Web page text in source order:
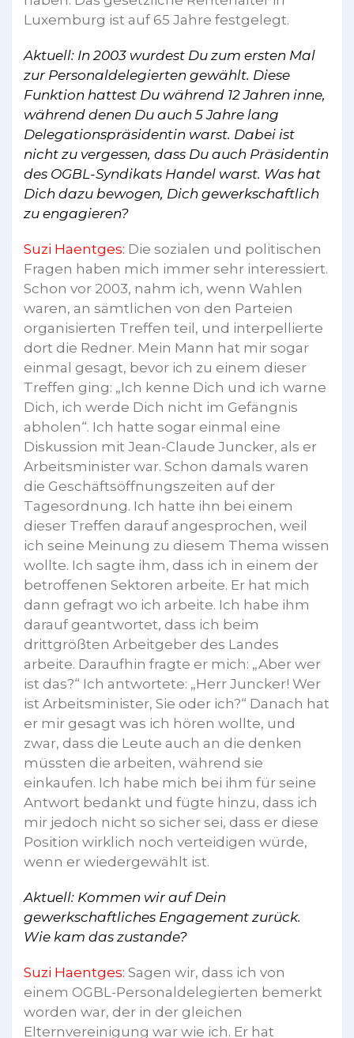
Luxemburg ist auf 65 Jahre festgelegt.
Aktuell: In 2003 wurdest Du zum ersten Mal
zur Personaldelegierten gewählt. Diese
Funktion hattest Du während 12 Jahren inne,
während denen Du auch 5 Jahre lang
Delegationspräsidentin warst. Dabei ist
nicht zu vergessen, dass Du auch Präsidentin
des OGBL-Syndikats Handel warst. Was hat
Dich dazu bewogen, Dich gewerkschaftlich
zu engagieren?
Suzi Haentges: Die sozialen und politischen
Fragen haben mich immer sehr interessiert.
Schon vor 2003, nahm ich, wenn Wahlen
waren, an sämtlichen von den Parteien
organisierten Treffen teil, und interpellierte
dort die Redner. Mein Mann hat mir sogar
einmal gesagt, bevor ich zu einem dieser
Treffen ging: „Ich kenne Dich und ich warne
Dich, ich werde Dich nicht im Gefängnis
abholen“. Ich hatte sogar einmal eine
Diskussion mit Jean-Claude Juncker, als er
Arbeitsminister war. Schon damals waren
die Geschäftsöffnungszeiten auf der
Tagesordnung. Ich hatte ihn bei einem
dieser Treffen darauf angesprochen, weil
ich seine Meinung zu diesem Thema wissen
wollte. Ich sagte ihm, dass ich in einem der
betroffenen Sektoren arbeite. Er hat mich
dann gefragt wo ich arbeite. Ich habe ihm
darauf geantwortet, dass ich beim
drittgrößten Arbeitgeber des Landes
arbeite. Daraufhin fragte er mich: „Aber wer
ist das?“ Ich antwortete: „Herr Juncker! Wer
ist Arbeitsminister, Sie oder ich?“ Danach hat
er mir gesagt was ich hören wollte, und
zwar, dass die Leute auch an die denken
müssten die arbeiten, während sie
einkaufen. Ich habe mich bei ihm für seine
Antwort bedankt und fügte hinzu, dass ich
mir jedoch nicht so sicher sei, dass er diese
Position wirklich noch verteidigen würde,
wenn er wiedergewählt ist.
Aktuell: Kommen wir auf Dein
gewerkschaftliches Engagement zurück.
Wie kam das zustande?
Suzi Haentges: Sagen wir, dass ich von
einem OGBL-Personaldelegierten bemerkt
worden war, der in der gleichen
Elternvereinigung war wie ich. Er hat